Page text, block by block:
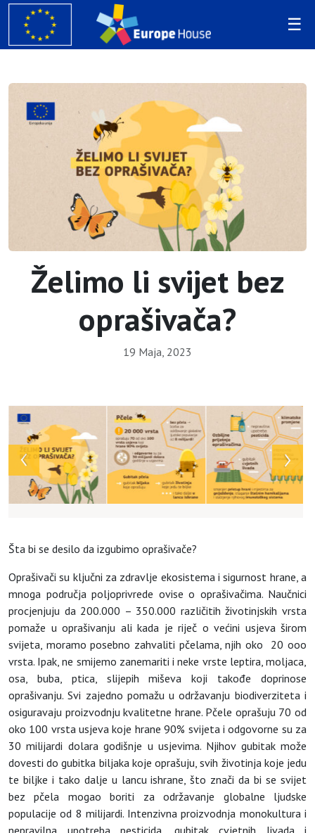
Želimo li svijet bez
oprašivača?
19 Maja, 2023
Šta bi se desilo da izgubimo oprašivače?
Oprašivači su ključni za zdravlje ekosistema i sigurnost hrane, a
mnoga područja poljoprivrede ovise o oprašivačima. Naučnici
procjenjuju da 200.000 – 350.000 različitih životinjskih vrsta
pomaže u oprašivanju ali kada je riječ o većini usjeva širom
svijeta, moramo posebno zahvaliti pčelama, njih oko 20 ooo
vrsta. Ipak, ne smijemo zanemariti i neke vrste leptira, moljaca,
osa, buba, ptica, slijepih miševa koji takođe doprinose
oprašivanju. Svi zajedno pomažu u održavanju biodiverziteta i
osiguravaju proizvodnju kvalitetne hrane. Pčele oprašuju 70 od
oko 100 vrsta usjeva koje hrane 90% svijeta i odgovorne su za
30 milijardi dolara godišnje u usjevima. Njihov gubitak može
dovesti do gubitka biljaka koje oprašuju, svih životinja koje jedu
te biljke i tako dalje u lancu ishrane, što znači da bi se svijet
bez pčela mogao boriti za održavanje globalne ljudske
populacije od 8 milijardi. Intenzivna proizvodnja monokultura i
nepravilna upotreba pesticida, gubitak cvjetnih livada i